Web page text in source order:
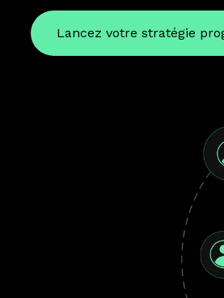
Lancez votre stratégie